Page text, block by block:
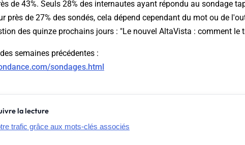
de 43%. Seuls 28% des internautes ayant répondu au sondage
près de 27% des sondés, cela dépend cependant du mot ou de
des quinze prochains jours : "Le nouvel AltaVista : comment le
semaines précédentes :
sondages.html
la lecture
trafic grâce aux mots-clés associés